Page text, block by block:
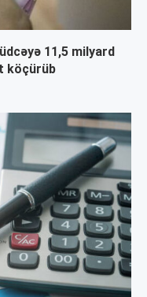
11,5 milyard
köçürüb